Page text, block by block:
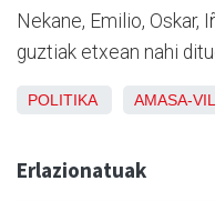
Nekane, Emilio, Oskar,
guztiak etxean nahi
POLITIKA AMASA-
Erlazionatuak